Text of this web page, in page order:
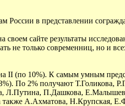
России в представлении
сайте результаты
не только современниц, но и
II (по 10%). К самым умным
По 2% получают Т.Голикова,
Л.Путина, П.Дашкова,
также А.Ахматова, Н.Крупская,